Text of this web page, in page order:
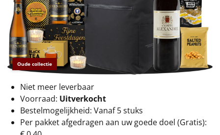
€75 tot €100
€100 en hoger
Alle kerstpakketten 2026
Thema
Origineel
Rituals
Oude collectie
Niet meer leverbaar
Voorraad: Uitverkocht
Bestelmogelijkheid: Vanaf 5 stuks
Per pakket afgedragen aan uw goede doel (Gratis):